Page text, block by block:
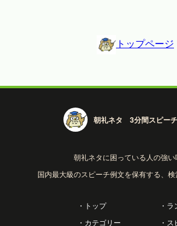
トップページ
朝礼ネタ 3分間スピー
朝礼ネタに困っている人の強い
国内最大級のスピーチ例文を保有する、検
・トップ
・カテゴリー
・
・